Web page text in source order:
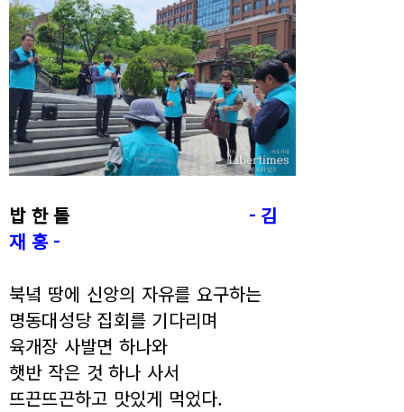
밥 한 톨
- 김
재 홍 -
북녘 땅에 신앙의 자유를 요구하는
명동대성당 집회를 기다리며
육개장 사발면 하나와
햇반 작은 것 하나 사서
뜨끈뜨끈하고 맛있게 먹었다.